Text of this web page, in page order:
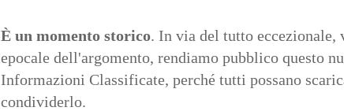
È un momento storico. In via del tutto eccezionale,
epocale dell'argomento, rendiamo pubblico questo
Informazioni Classificate, perché tutti possano
condividerlo.